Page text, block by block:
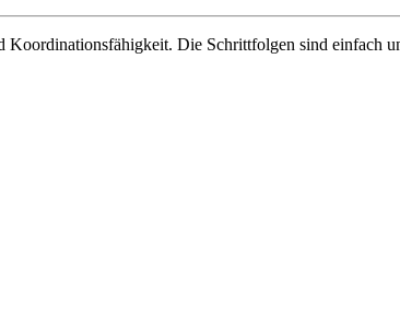
Die Schrittfolgen sind einfach